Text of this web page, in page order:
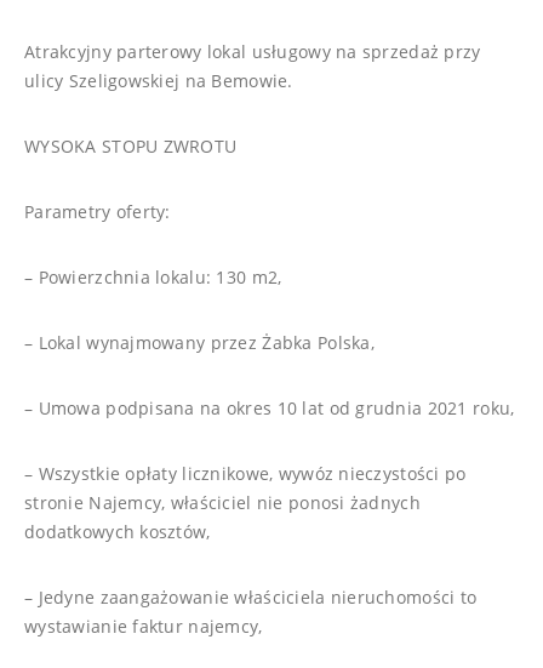
Atrakcyjny parterowy lokal usługowy na sprzedaż przy
ulicy Szeligowskiej na Bemowie.
WYSOKA STOPU ZWROTU
Parametry oferty:
– Powierzchnia lokalu: 130 m2,
– Lokal wynajmowany przez Żabka Polska,
– Umowa podpisana na okres 10 lat od grudnia 2021 roku,
– Wszystkie opłaty licznikowe, wywóz nieczystości po
stronie Najemcy, właściciel nie ponosi żadnych
dodatkowych kosztów,
– Jedyne zaangażowanie właściciela nieruchomości to
wystawianie faktur najemcy,